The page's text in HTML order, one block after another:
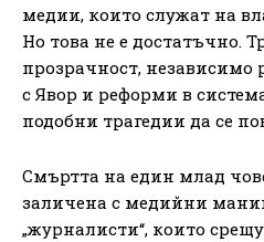
медии, които служат на
Но това не е достатъчно.
прозрачност, независимо
с Явор и реформи в
подобни трагедии да се
Смъртта на един млад
заличена с медийни
„журналисти“, които